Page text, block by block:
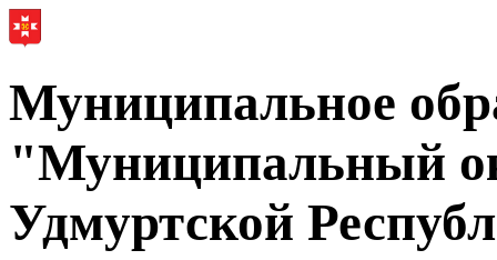
Муниципальное
"Муниципальный
Удмуртской